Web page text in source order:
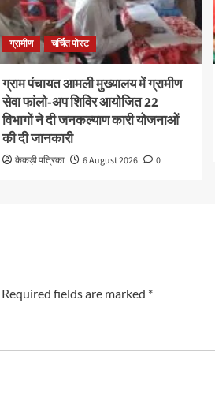
ग्रामीण चर्चित पोस्ट
ग्राम पंचायत आमली मुख्यालय में ग्रामीण
सेवा फांलो-अप शिविर आयोजित 22
विभागों ने दी जनकल्याण कारी योजनाओं
की दी जानकारी
केकड़ी पत्रिका 6 August 2026 0
Required fields are marked *